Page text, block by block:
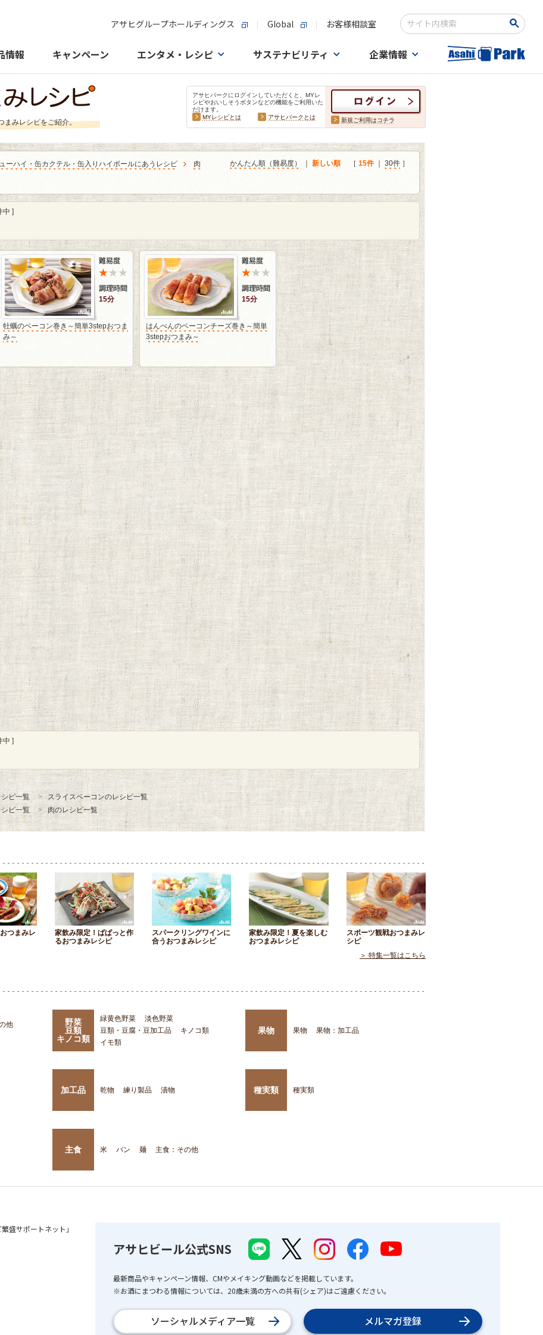
アサヒグループホールディングス Global お客様相談室
検索キーワード入力
情報 キャンペーン エンタメ・レシピ サステナビリティ 企業情報
まみレシピをご紹介。
アサヒパークにログインしていただくと、MYレ
シピやおいしそうボタンなどの機能をご利用いた
だけます。
MYレシピとは
アサヒパークとは 新規ご利用はコチラ
ーハイ・缶カクテル・缶入りハイボールにあうレシピ
肉
かんたん順（難易度） 新しい順 ［ 15件｜ 30件 ］
中 ]
15分
牡蠣のベーコン巻き～簡単3stepおつま
み～
15分
はんぺんのベーコンチーズ巻き～簡単
3stepおつまみ～
中 ]
ピ一覧
スライスベーコンのレシピ一覧
ピ一覧 肉のレシピ一覧
つまみレ
家飲み限定！ぱぱっと作
るおつまみレシピ
スパークリングワインに
合うおつまみレシピ
家飲み限定！夏を楽しむ
おつまみレシピ
スポーツ観戦おつまみレ
シピ
＞ 特集一覧はこちら
他
野菜
豆類
キノコ類
緑黄色野菜
淡色野菜
豆類・豆腐・豆加工品
キノコ類
イモ類
果物 果物 果物：加工品
加工品 乾物 練り製品 漬物 種実類 種実類
主食 米 パン 麺 主食：その他
盛サポートネット」
アサヒビール公式SNS
最新商品やキャンペーン情報、CMやメイキング動画などを掲載しています。
※お酒にまつわる情報については、20歳未満の方への共有(シェア)はご遠慮ください。
ソーシャルメディア一覧 メルマガ登録